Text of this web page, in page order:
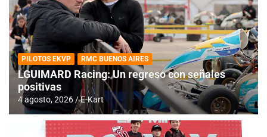
PILOTOS EKVP RMC BUENOS AIRES
LGUIMARD Racing: Un regreso con señales
positivas
4 agosto, 2026 E-Kart